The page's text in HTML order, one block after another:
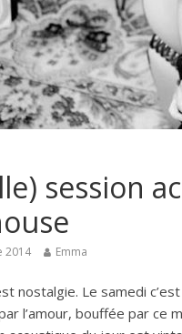
session
2014 Emma
nostalgie. Le samedi
l’amour, bouffée par ce